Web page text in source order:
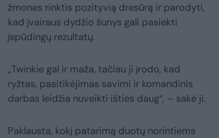
žmones rinktis pozityvią dresūrą ir parodyti,
kad įvairaus dydžio šunys gali pasiekti
įspūdingų rezultatų.
„Twinkie gal ir maža, tačiau ji įrodo, kad
ryžtas, pasitikėjimas savimi ir komandinis
darbas leidžia nuveikti išties daug“, – sakė ji.
Paklausta, kokį patarimą duotų norintiems